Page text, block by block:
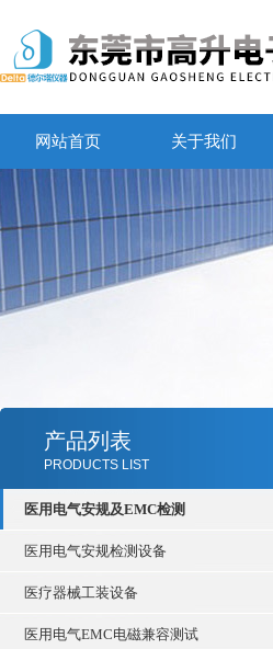
网站首页 关于我们
产品列表
PRODUCTS LIST
医用电气安规及EMC检测
医用电气安规检测设备
医疗器械工装设备
医用电气EMC电磁兼容测试